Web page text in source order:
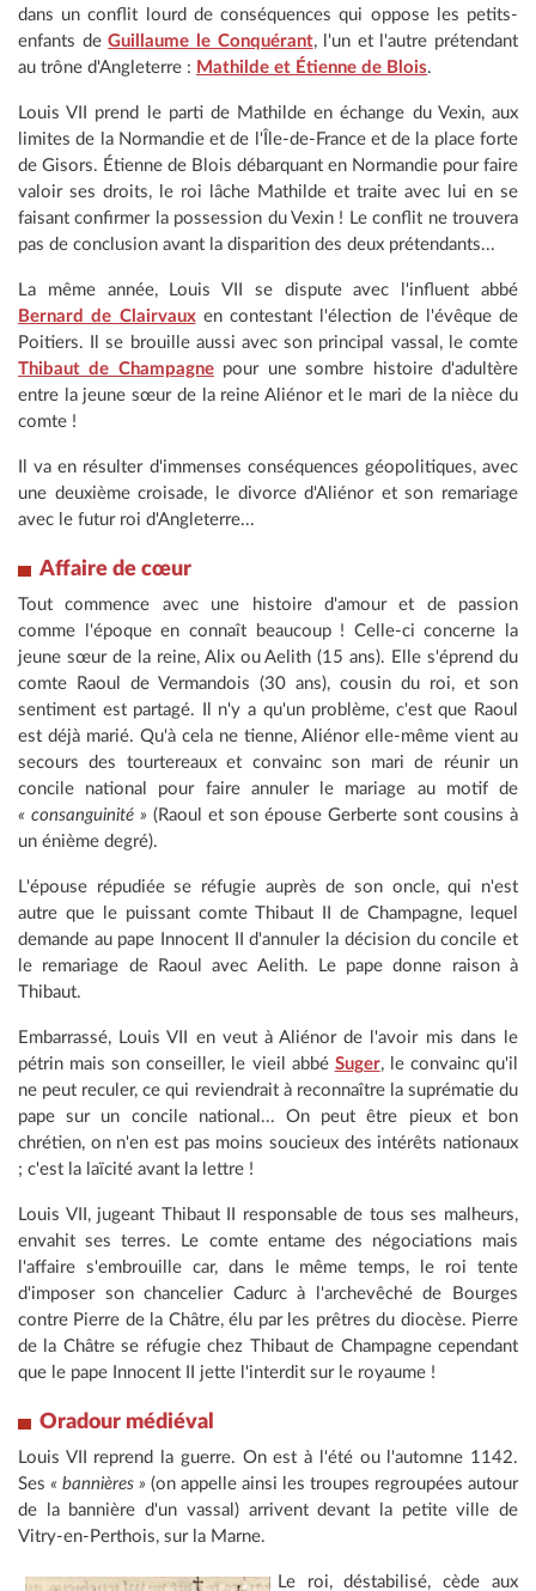
dans un conflit lourd de conséquences qui oppose les petits-
enfants deGuillaume le Conquérant, l'un et l'autre prétendant
au trône d'Angleterre : Mathilde et Étienne de Blois.
Louis VII prend le parti de Mathilde en échange du Vexin, aux
limites de la Normandie et de l'Île-de-France et de la place forte
de Gisors. Étienne de Blois débarquant en Normandie pour faire
valoir ses droits, le roi lâche Mathilde et traite avec lui en se
faisant confirmer la possession du Vexin ! Le conflit ne trouvera
pas de conclusion avant la disparition des deux prétendants...
La même année, Louis VII se dispute avec l'influent abbé
Bernard de Clairvauxen contestant l'élection de l'évêque de
Poitiers. Il se brouille aussi avec son principal vassal, le comte
Thibaut de Champagnepour une sombre histoire d'adultère
entre la jeune sœur de la reine Aliénor et le mari de la nièce du
comte !
Il va en résulter d'immenses conséquences géopolitiques, avec
une deuxième croisade, le divorce d'Aliénor et son remariage
avec le futur roi d'Angleterre...
Affaire de cœur
Tout commence avec une histoire d'amour et de passion
comme l'époque en connaît beaucoup ! Celle-ci concerne la
jeune sœur de la reine, Alix ou Aelith (15 ans). Elle s'éprend du
comte Raoul de Vermandois (30 ans), cousin du roi, et son
sentiment est partagé. Il n'y a qu'un problème, c'est que Raoul
est déjà marié. Qu'à cela ne tienne, Aliénor elle-même vient au
secours des tourtereaux et convainc son mari de réunir un
concile national pour faire annuler le mariage au motif de
« consanguinité » (Raoul et son épouse Gerberte sont cousins à
un énième degré).
L'épouse répudiée se réfugie auprès de son oncle, qui n'est
autre que le puissant comte Thibaut II de Champagne, lequel
demande au pape Innocent II d'annuler la décision du concile et
le remariage de Raoul avec Aelith. Le pape donne raison à
Thibaut.
Embarrassé, Louis VII en veut à Aliénor de l'avoir mis dans le
pétrin mais son conseiller, le vieil abbé Suger, le convainc qu'il
ne peut reculer, ce qui reviendrait à reconnaître la suprématie du
pape sur un concile national... On peut être pieux et bon
chrétien, on n'en est pas moins soucieux des intérêts nationaux
; c'est la laïcité avant la lettre !
Louis VII, jugeant Thibaut II responsable de tous ses malheurs,
envahit ses terres. Le comte entame des négociations mais
l'affaire s'embrouille car, dans le même temps, le roi tente
d'imposer son chancelier Cadurc à l'archevêché de Bourges
contre Pierre de la Châtre, élu par les prêtres du diocèse. Pierre
de la Châtre se réfugie chez Thibaut de Champagne cependant
que le pape Innocent II jette l'interdit sur le royaume !
Oradour médiéval
Louis VII reprend la guerre. On est à l'été ou l'automne 1142.
Ses « bannières » (on appelle ainsi les troupes regroupées autour
de la bannière d'un vassal) arrivent devant la petite ville de
Vitry-en-Perthois, sur la Marne.
Le roi, déstabilisé, cède aux